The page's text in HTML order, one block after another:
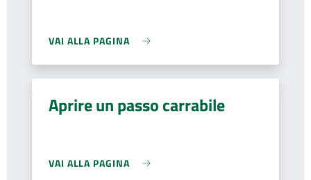
VAI ALLA PAGINA
Aprire un passo carrabile
VAI ALLA PAGINA